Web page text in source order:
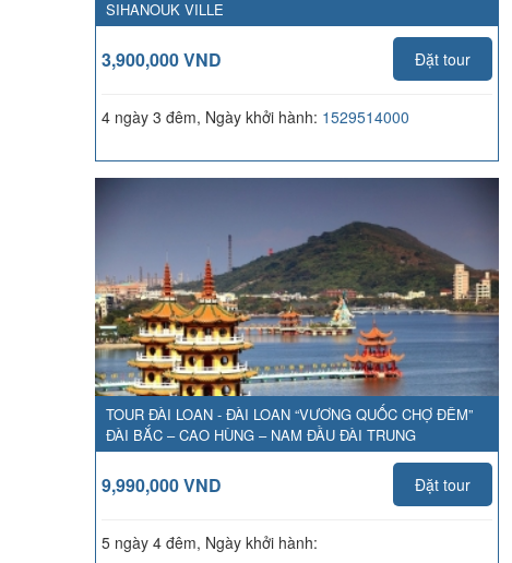
SIHANOUK VILLE
3,900,000 VND Đặt tour
4 ngày 3 đêm, Ngày khởi hành: 1529514000
TOUR ĐÀI LOAN - ĐÀI LOAN “VƯƠNG QUỐC CHỢ ĐÊM”
ĐÀI BẮC – CAO HÙNG – NAM ĐẦU ĐÀI TRUNG
9,990,000 VND Đặt tour
5 ngày 4 đêm, Ngày khởi hành: